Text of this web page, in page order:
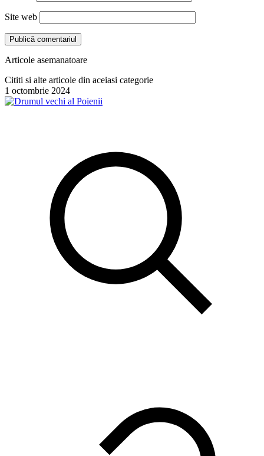
Site web
Articole asemanatoare
Cititi si alte articole din aceiasi categorie
1 octombrie 2024